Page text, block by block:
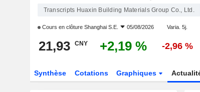
Transcripts Huaxin Building Materials Group Co., Ltd.
Cours en clôture Shanghai S.E. 05/08/2026 Varia. 5j.
21,93 CNY +2,19 % -2,96 %
Synthèse Cotations Graphiques